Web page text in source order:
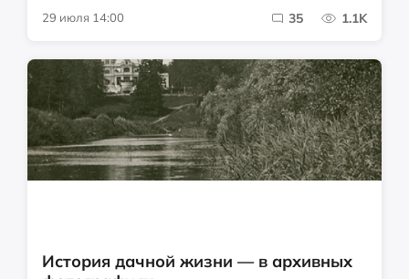
29 июля 14:00 35 1.1K
История дачной жизни — в архивных